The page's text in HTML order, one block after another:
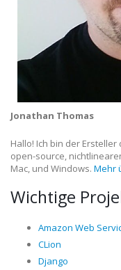
Jonathan Thomas
Hallo! Ich bin der
open-source,
Mac, und Windows. Mehr
Wichtige
Amazon Web
CLion
Django